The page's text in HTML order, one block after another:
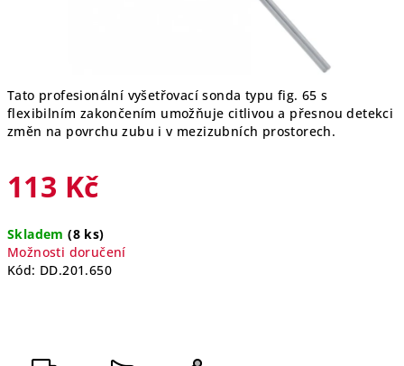
Tato profesionální vyšetřovací sonda typu fig. 65 s
flexibilním zakončením umožňuje citlivou a přesnou detekci
změn na povrchu zubu i v mezizubních prostorech.
113 Kč
cena:
Skladem(8 ks)
Možnosti doručení
Kód: DD.201.650